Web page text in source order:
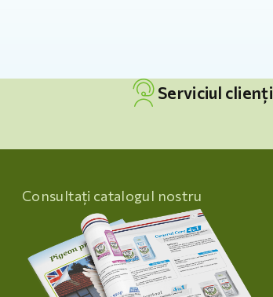
Serviciul clienți
Consultați catalogul nostru